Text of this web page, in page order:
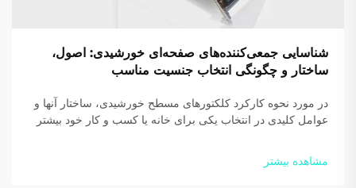
شناسایی جمعی‌کننده‌های صفحه‌ای خورشیدی: اصول،
ساختار و چگونگی انتخاب جنسیت مناسب
در مورد نحوه کارکرد کلکتورهای مسطح خورشیدی، ساختار آنها و
عوامل کلیدی در انتخاب یکی برای خانه یا کسب و کار خود بیشتر
راهنمای رایگان ما را دانلود کنید.
مشاهده بیشتر